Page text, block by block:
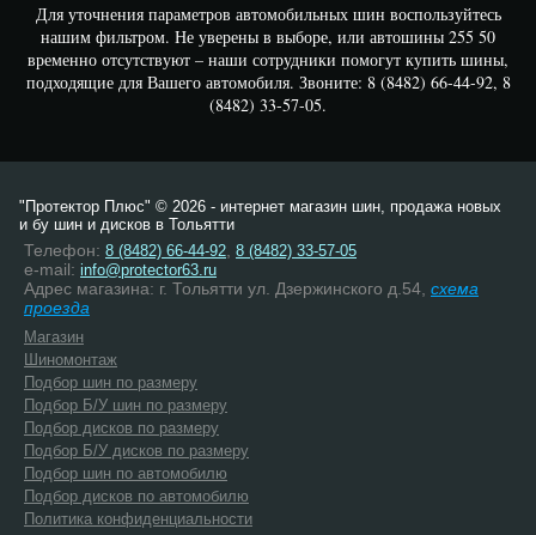
Для уточнения параметров автомобильных шин воспользуйтесь
нашим фильтром. Не уверены в выборе, или автошины 255 50
временно отсутствуют – наши сотрудники помогут купить шины,
подходящие для Вашего автомобиля. Звоните: 8 (8482) 66-44-92, 8
(8482) 33-57-05.
"Протектор Плюс" © 2026 - интернет магазин шин, продажа новых
и бу шин и дисков в Тольятти
Телефон: 8 (8482) 66-44-92 8 (8482) 33-57-05
e-mail: info@protector63.ru
Адрес магазина: г. Тольятти ул. Дзержинского д.54, схема
проезда
Магазин
Шиномонтаж
Подбор шин по размеру
Подбор Б/У шин по размеру
Подбор дисков по размеру
Подбор Б/У дисков по размеру
Подбор шин по автомобилю
Подбор дисков по автомобилю
Политика конфиденциальности